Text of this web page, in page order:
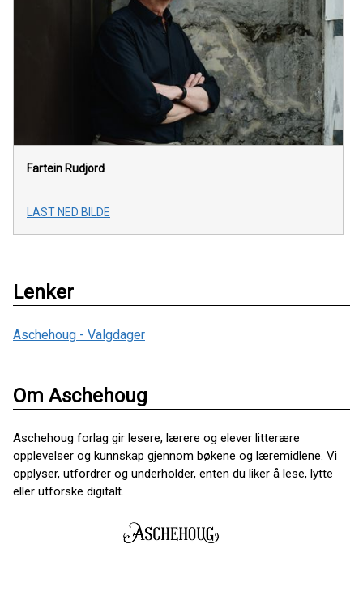
Fartein Rudjord
LAST NED BILDE
Lenker
Aschehoug - Valgdager
Om Aschehoug
Aschehoug forlag gir lesere, lærere og elever litterære
opplevelser og kunnskap gjennom bøkene og læremidlene. Vi
opplyser, utfordrer og underholder, enten du liker å lese, lytte
eller utforske digitalt.